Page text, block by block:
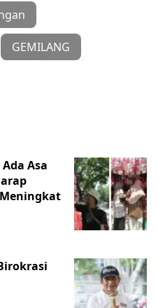
GEMILANG
Asa